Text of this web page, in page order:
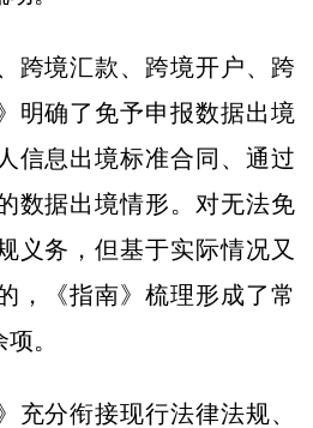
境汇款、跨境开户、跨
明确了免予申报数据出境
信息出境标准合同、通过
数据出境情形。对无法免
义务，但基于实际情况又
，《指南》梳理形成了常
。
分衔接现行法律法规、